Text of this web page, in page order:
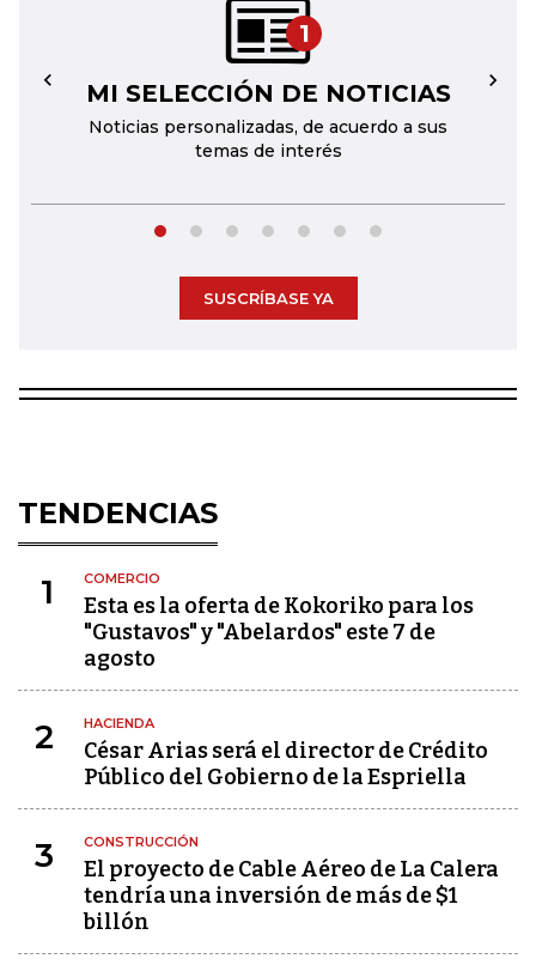
1
MI SELECCIÓN DE NOTICIAS
Noticias personalizadas, de acuerdo a sus
temas de interés
← →
SUSCRÍBASE YA
TENDENCIAS
1 COMERCIO
Esta es la oferta de Kokoriko para los
"Gustavos" y "Abelardos" este 7 de
agosto
2 HACIENDA
César Arias será el director de Crédito
Público del Gobierno de la Espriella
3 CONSTRUCCIÓN
El proyecto de Cable Aéreo de La Calera
tendría una inversión de más de $1
billón